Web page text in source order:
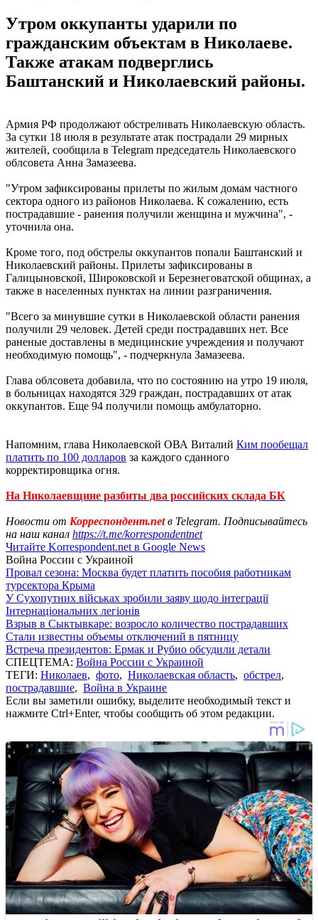
Утром оккупанты ударили по
гражданским объектам в Николаеве.
Также атакам подверглись
Баштанский и Николаевский районы.
Армия РФ продолжают обстреливать Николаевскую область.
За сутки 18 июля в результате атак пострадали 29 мирных
жителей, сообщила в Telegram председатель Николаевского
облсовета Анна Замазеева.
"Утром зафиксированы прилеты по жилым домам частного
сектора одного из районов Николаева. К сожалению, есть
пострадавшие - ранения получили женщина и мужчина", -
уточнила она.
Кроме того, под обстрелы оккупантов попали Баштанский и
Николаевский районы. Прилеты зафиксированы в
Галицыновской, Широковской и Березнеговатской общинах, а
также в населенных пунктах на линии разграничения.
"Всего за минувшие сутки в Николаевской области ранения
получили 29 человек. Детей среди пострадавших нет. Все
раненые доставлены в медицинские учреждения и получают
необходимую помощь", - подчеркнула Замазеева.
Глава облсовета добавила, что по состоянию на утро 19 июля,
в больницах находятся 329 граждан, пострадавших от атак
оккупантов. Еще 94 получили помощь амбулаторно.
Напомним, глава Николаевской ОВА Виталий Ким пообещал
платить по 100 долларов за каждого сданного
корректировщика огня.
На Николаевщине разбиты два российских склада БК
Новости от Корреспондент.netв Telegram. Подписывайтесь
на наш канал https://t.me/korrespondentnet
Читайте Korrespondent.net в Google News
Война России с Украиной
Провал сезона: Москва будет платить пособия работникам
турсектора Крыма
У Сухопутних військах зробили заяву щодо інтеграції
Інтернаціональних легіонів
Взрыв в Сыктывкаре: возросло количество пострадавших
Стали известны объемы отключений в пятницу
Встреча президентов: Ермак и Рубио обсудили детали
СПЕЦТЕМА: Война России с Украиной
ТЕГИ: Николаев, фото, Николаевская область, обстрел,
пострадавшие, Война в Украине
Если вы заметили ошибку, выделите необходимый текст и
нажмите Ctrl+Enter, чтобы сообщить об этом редакции.